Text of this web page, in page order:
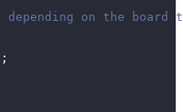
on the board
;